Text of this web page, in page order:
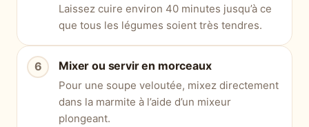
Laissez cuire environ 40 minutes jusqu’à ce
que tous les légumes soient très tendres.
Mixer ou servir en morceaux
Pour une soupe veloutée, mixez directement
dans la marmite à l’aide d’un mixeur
plongeant.